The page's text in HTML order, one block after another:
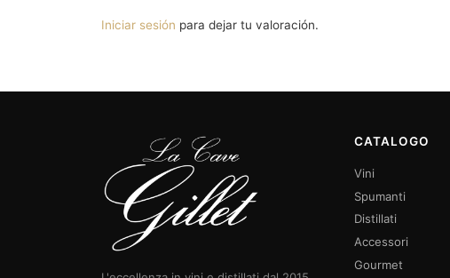
Iniciar sesión para dejar tu valoración.
CATALOGO
Vini
Spumanti
Distillati
Accessori
Gourmet